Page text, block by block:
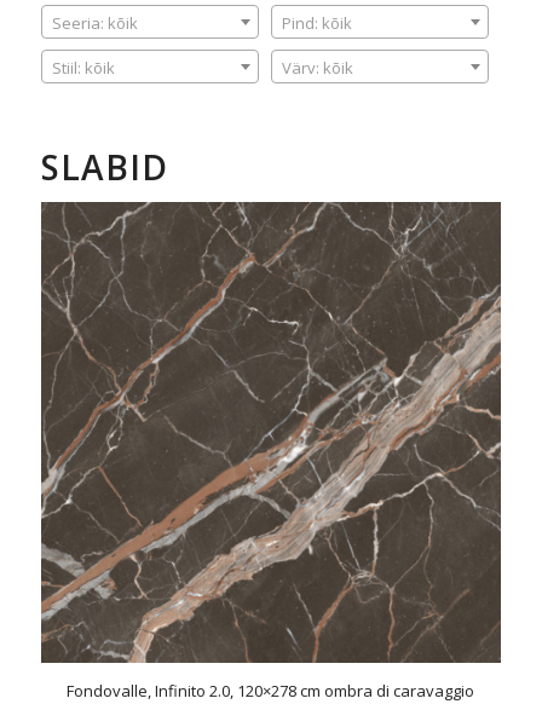
SEERIA
Seeria: kõik PIND
Pind: kõik
STIIL
Stiil: kõik VÄRV
Värv: kõik
SLABID
Fondovalle, Infinito 2.0, 120×278 cm ombra di caravaggio